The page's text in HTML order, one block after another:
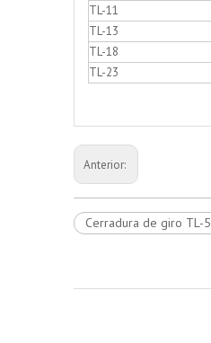
TL-11
TL-13
TL-18
TL-23
Anterior:
Cerradura de giro TL-5